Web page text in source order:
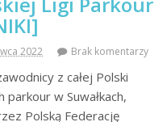
2022 Brak komentarzy
z całej Polski
parkour w Suwałkach,
Polską Federację